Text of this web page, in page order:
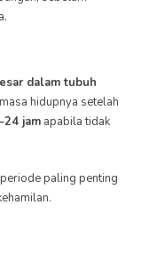
penanganan
bisa hamil. Dengan
sesuai